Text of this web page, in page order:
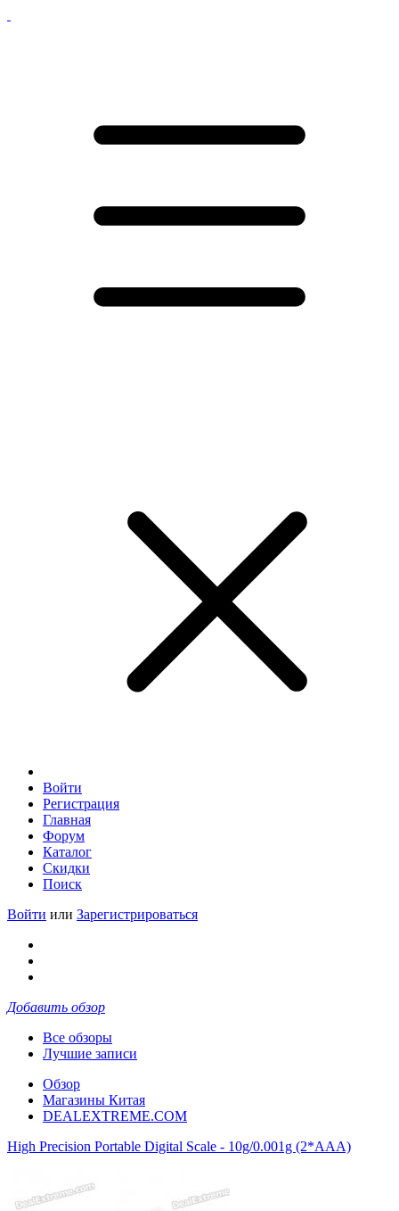
Войти
Регистрация
Главная
Форум
Каталог
Скидки
Поиск
Войти или Зарегистрироваться
Добавить обзор
Все обзоры
Лучшие записи
Обзор
Магазины Китая
DEALEXTREME.COM
High Precision Portable Digital Scale - 10g/0.001g (2*AAA)